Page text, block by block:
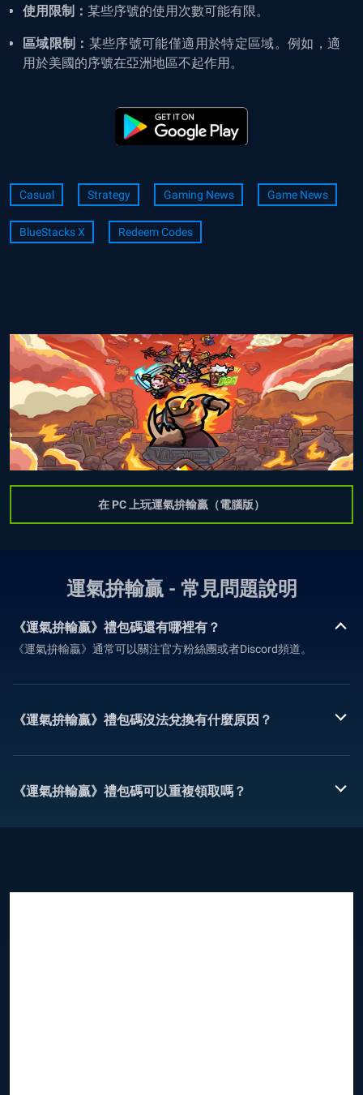
使用限制： 某些序號的使用次數可能有限。
區域限制： 某些序號可能僅適用於特定區域。例如，適
用於美國的序號在亞洲地區不起作用。
Casual Strategy Gaming News Game News
BlueStacks X Redeem Codes
在 PC 上玩運氣拚輸贏（電腦版）
運氣拚輸贏 - 常見問題說明
《運氣拚輸贏》禮包碼還有哪裡有？
《運氣拚輸贏》通常可以關注官方粉絲團或者Discord頻道。
《運氣拚輸贏》禮包碼沒法兌換有什麼原因？
《運氣拚輸贏》禮包碼可以重複領取嗎？